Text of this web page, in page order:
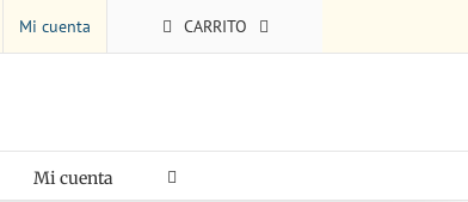
Mi cuenta CARRITO
Mi cuenta